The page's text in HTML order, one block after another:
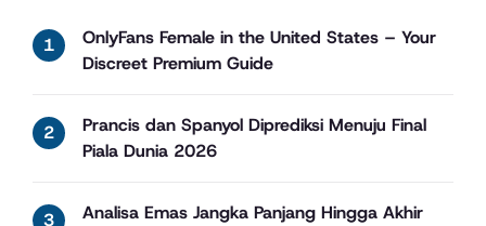
OnlyFans Female in the United States – Your
Discreet Premium Guide
Prancis dan Spanyol Diprediksi Menuju Final
Piala Dunia 2026
Analisa Emas Jangka Panjang Hingga Akhir